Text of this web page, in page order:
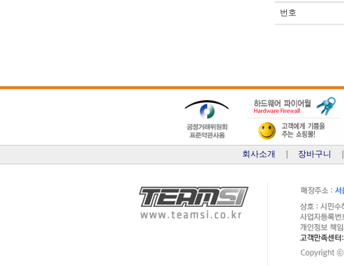
번호
회사소개 장바구니